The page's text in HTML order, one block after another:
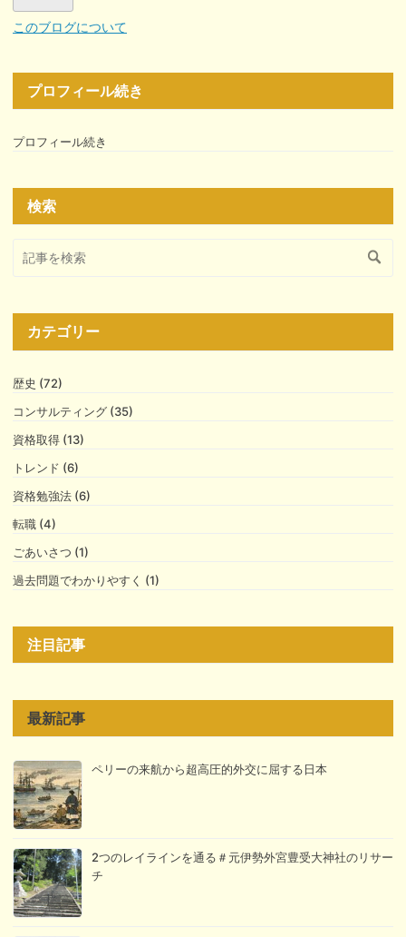
このブログについて
プロフィール続き
プロフィール続き
検索
カテゴリー
歴史 (72)
コンサルティング (35)
資格取得 (13)
トレンド (6)
資格勉強法 (6)
転職 (4)
ごあいさつ (1)
過去問題でわかりやすく (1)
注目記事
最新記事
ペリーの来航から超高圧的外交に屈する日本
2つのレイラインを通る＃元伊勢外宮豊受大神社のリサー
チ